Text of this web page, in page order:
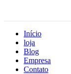
Início
loja
Blog
Empresa
Contato